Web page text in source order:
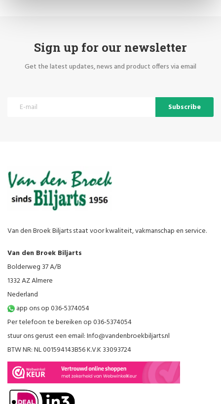
Sign up for our newsletter
Get the latest updates, news and product offers via email
Subscribe
Van den Broek Biljarts staat voor kwaliteit, vakmanschap en service.
Van den Broek Biljarts
Bolderweg 37 A/B
1332 AZ Almere
Nederland
app ons op 036-5374054
Per telefoon te bereiken op 036-5374054
stuur ons gerust een email:Info@vandenbroekbiljarts.nl
BTW NR: NL 001594143B56 K.V.K 33093724